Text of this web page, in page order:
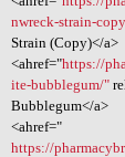
nwreck-strain-
Strain (Copy)</a>
<ahref="https://
ite-bubblegum/"
Bubblegum</a>
<ahref="
https://